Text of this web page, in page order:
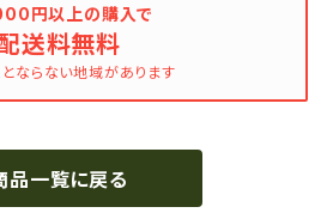
円以上の購入で
送料無料
ならない地域があります
品一覧に戻る